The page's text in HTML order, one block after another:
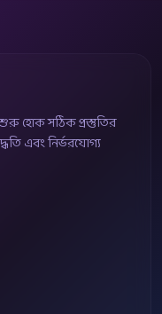
শুরু হোক সঠিক প্রস্তুতির
এবং নির্ভরযোগ্য